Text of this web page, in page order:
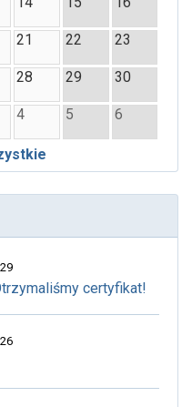
21 22 23
28 29 30
4 5 6
certyfikat!